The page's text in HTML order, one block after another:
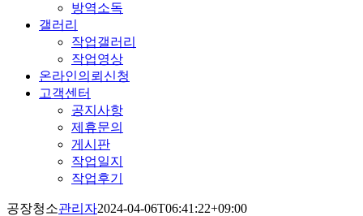
방역소독
갤러리
작업갤러리
작업영상
온라인의뢰신청
고객센터
공지사항
제휴문의
게시판
작업일지
작업후기
공장청소관리자2024-04-06T06:41:22+09:00